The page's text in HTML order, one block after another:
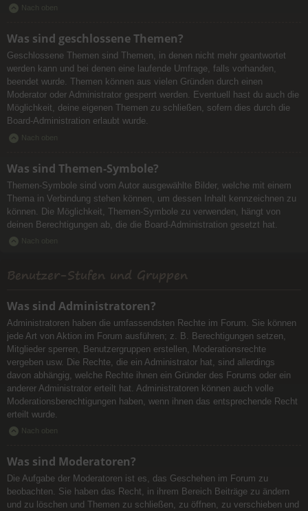
Nach oben
Was sind geschlossene Themen?
Geschlossene Themen sind Themen, in denen nicht mehr geantwortet
werden kann und bei denen eine laufende Umfrage, falls vorhanden,
beendet wurde. Themen können aus vielen Gründen durch einen
Moderator oder Administrator gesperrt werden. Eventuell hast du auch die
Möglichkeit, deine eigenen Themen zu schließen, sofern dies durch die
Board-Administration erlaubt wurde.
Nach oben
Was sind Themen-Symbole?
Themen-Symbole sind vom Autor ausgewählte Bilder, welche mit einem
Thema in Verbindung stehen können, um dessen Inhalt kennzeichnen zu
können. Die Möglichkeit, Themen-Symbole zu verwenden, hängt von
deinen Berechtigungen ab, die die Board-Administration gesetzt hat.
Nach oben
Benutzer-Stufen und Gruppen
Was sind Administratoren?
Administratoren haben die umfassendsten Rechte im Forum. Sie können
jede Art von Aktion im Forum ausführen; z. B. Berechtigungen setzen,
Mitglieder sperren, Benutzergruppen erstellen, Moderationsrechte
vergeben usw. Die Rechte, die ein Administrator hat, sind allerdings
davon abhängig, welche Rechte ihnen ein Gründer des Forums oder ein
anderer Administrator erteilt hat. Administratoren können auch volle
Moderationsberechtigungen haben, wenn ihnen das entsprechende Recht
erteilt wurde.
Nach oben
Was sind Moderatoren?
Die Aufgabe der Moderatoren ist es, das Geschehen im Forum zu
beobachten. Sie haben das Recht, in ihrem Bereich Beiträge zu ändern
und zu löschen und Themen zu schließen, zu öffnen, zu verschieben und